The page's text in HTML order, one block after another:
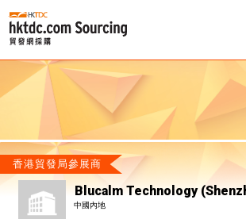
香港貿發局參展商
Blucalm Technology
中國內地